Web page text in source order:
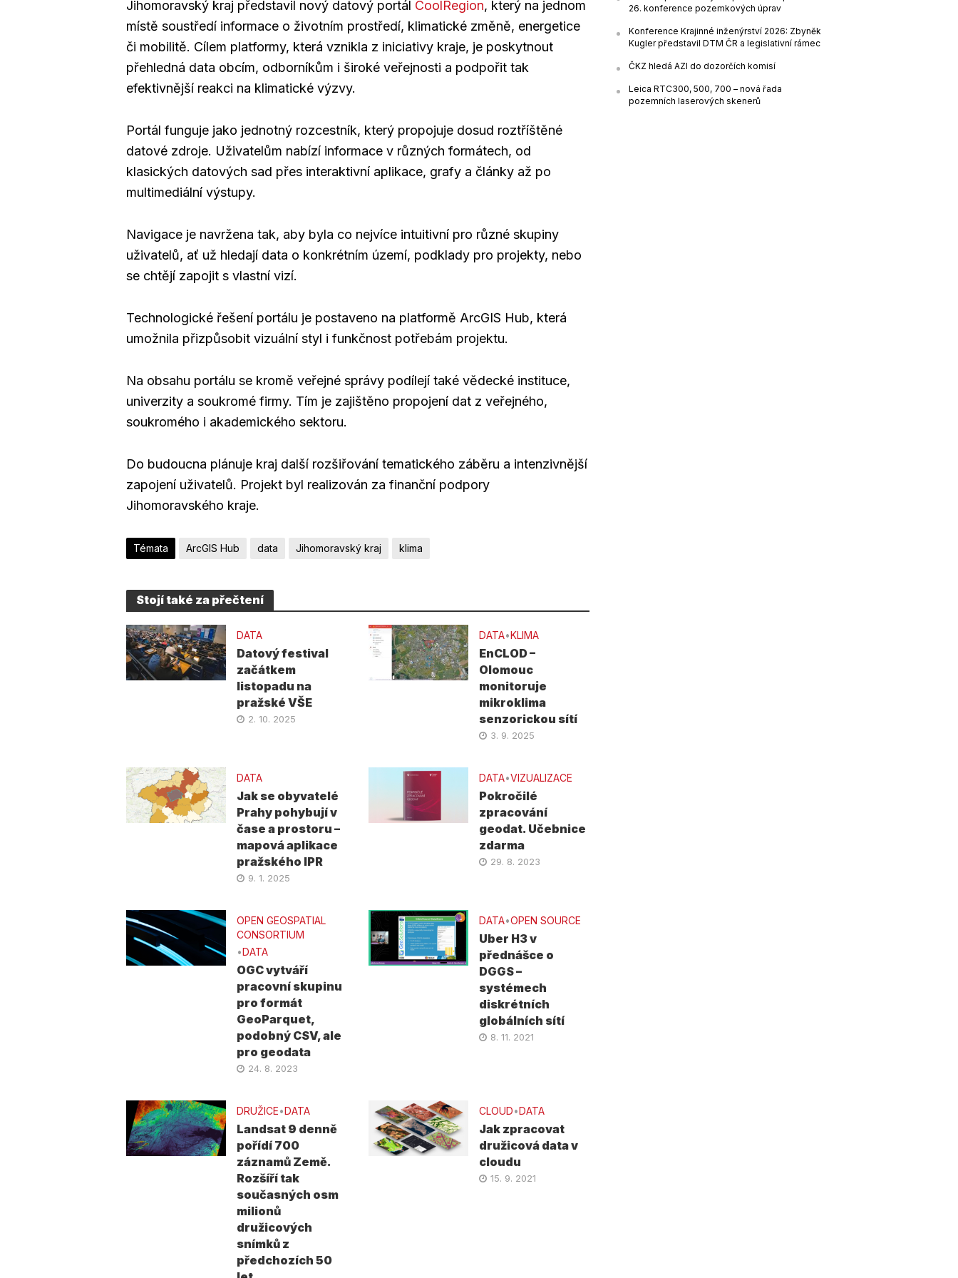
Jihomoravský kraj představil nový datový portál CoolRegion, který na jednom
místě soustředí informace o životním prostředí, klimatické změně, energetice
či mobilitě. Cílem platformy, která vznikla z iniciativy kraje, je poskytnout
přehledná data obcím, odborníkům i široké veřejnosti a podpořit tak
efektivnější reakci na klimatické výzvy.
Portál funguje jako jednotný rozcestník, který propojuje dosud roztříštěné
datové zdroje. Uživatelům nabízí informace v různých formátech, od
klasických datových sad přes interaktivní aplikace, grafy a články až po
multimediální výstupy.
Navigace je navržena tak, aby byla co nejvíce intuitivní pro různé skupiny
uživatelů, ať už hledají data o konkrétním území, podklady pro projekty, nebo
se chtějí zapojit s vlastní vizí.
Technologické řešení portálu je postaveno na platformě ArcGIS Hub, která
umožnila přizpůsobit vizuální styl i funkčnost potřebám projektu.
Na obsahu portálu se kromě veřejné správy podílejí také vědecké instituce,
univerzity a soukromé firmy. Tím je zajištěno propojení dat z veřejného,
soukromého i akademického sektoru.
Do budoucna plánuje kraj další rozšiřování tematického záběru a intenzivnější
zapojení uživatelů. Projekt byl realizován za finanční podpory
Jihomoravského kraje.
Témata ArcGIS Hub data Jihomoravský kraj klima
Stojí také za přečtení
DATA
Datový festival
začátkem
listopadu na
pražské VŠE
2. 10. 2025
DATA•KLIMA
EnCLOD –
Olomouc
monitoruje
mikroklima
senzorickou sítí
3. 9. 2025
DATA
Jak se obyvatelé
Prahy pohybují v
čase a prostoru –
mapová aplikace
pražského IPR
9. 1. 2025
DATA•VIZUALIZACE
Pokročilé
zpracování
geodat. Učebnice
zdarma
29. 8. 2023
OPEN GEOSPATIAL
CONSORTIUM
•DATA
OGC vytváří
pracovní skupinu
pro formát
GeoParquet,
podobný CSV, ale
pro geodata
24. 8. 2023
DATA•OPEN SOURCE
Uber H3 v
přednášce o
DGGS –
systémech
diskrétních
globálních sítí
8. 11. 2021
DRUŽICE•DATA
Landsat 9 denně
pořídí 700
záznamů Země.
Rozšíří tak
současných osm
milionů
družicových
snímků z
předchozích 50
CLOUD•DATA
Jak zpracovat
družicová data v
cloudu
15. 9. 2021
26. konference pozemkových úprav
Konference Krajinné inženýrství 2026: Zbyněk
Kugler představil DTM ČR a legislativní rámec
ČKZ hledá AZI do dozorčích komisí
Leica RTC300, 500, 700 – nová řada
pozemních laserových skenerů